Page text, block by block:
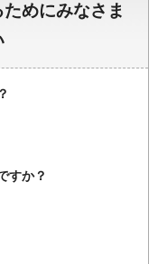
めにみなさま
すか？